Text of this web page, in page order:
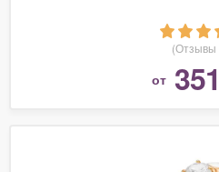
(Отзывы
от 351